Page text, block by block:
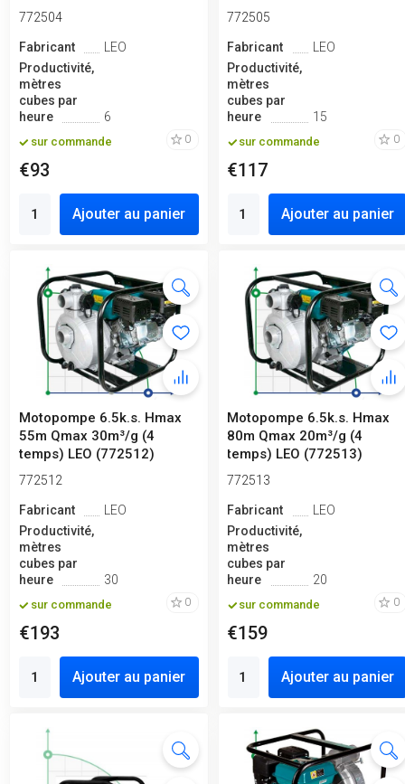
772504
Fabricant
LEO
Productivité,
mètres
cubes par
heure
6
sur commande 0
€93
Ajouter au panier
772505
Fabricant
LEO
Productivité,
mètres
cubes par
heure
15
sur commande 0
€117
Ajouter au panier
Motopompe 6.5k.s. Hmax
55m Qmax 30m³/g (4
temps) LEO (772512)
772512
Fabricant
LEO
Productivité,
mètres
cubes par
heure
30
sur commande 0
€193
Ajouter au panier
Motopompe 6.5k.s. Hmax
80m Qmax 20m³/g (4
temps) LEO (772513)
772513
Fabricant
LEO
Productivité,
mètres
cubes par
heure
20
sur commande 0
€159
Ajouter au panier